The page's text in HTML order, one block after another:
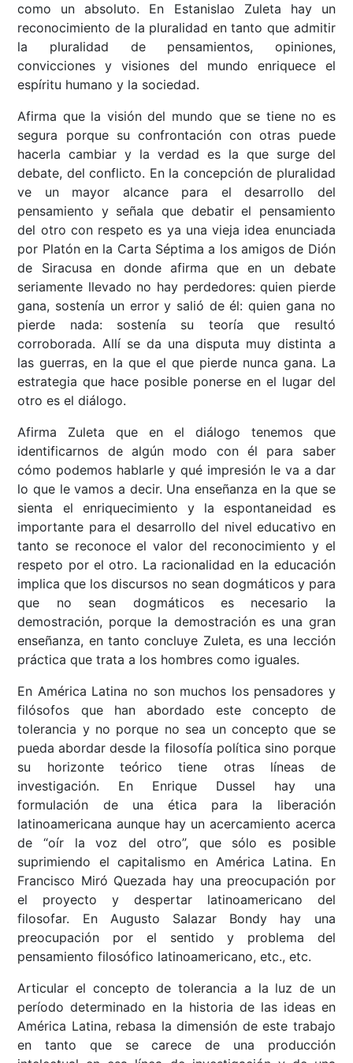
como un absoluto. En Estanislao Zuleta hay un
reconocimiento de la pluralidad en tanto que admitir
la pluralidad de pensamientos, opiniones,
convicciones y visiones del mundo enriquece el
espíritu humano y la sociedad.
Afirma que la visión del mundo que se tiene no es
segura porque su confrontación con otras puede
hacerla cambiar y la verdad es la que surge del
debate, del conflicto. En la concepción de pluralidad
ve un mayor alcance para el desarrollo del
pensamiento y señala que debatir el pensamiento
del otro con respeto es ya una vieja idea enunciada
por Platón en la Carta Séptima a los amigos de Dión
de Siracusa en donde afirma que en un debate
seriamente llevado no hay perdedores: quien pierde
gana, sostenía un error y salió de él: quien gana no
pierde nada: sostenía su teoría que resultó
corroborada. Allí se da una disputa muy distinta a
las guerras, en la que el que pierde nunca gana. La
estrategia que hace posible ponerse en el lugar del
otro es el diálogo.
Afirma Zuleta que en el diálogo tenemos que
identificarnos de algún modo con él para saber
cómo podemos hablarle y qué impresión le va a dar
lo que le vamos a decir. Una enseñanza en la que se
sienta el enriquecimiento y la espontaneidad es
importante para el desarrollo del nivel educativo en
tanto se reconoce el valor del reconocimiento y el
respeto por el otro. La racionalidad en la educación
implica que los discursos no sean dogmáticos y para
que no sean dogmáticos es necesario la
demostración, porque la demostración es una gran
enseñanza, en tanto concluye Zuleta, es una lección
práctica que trata a los hombres como iguales.
En América Latina no son muchos los pensadores y
filósofos que han abordado este concepto de
tolerancia y no porque no sea un concepto que se
pueda abordar desde la filosofía política sino porque
su horizonte teórico tiene otras líneas de
investigación. En Enrique Dussel hay una
formulación de una ética para la liberación
latinoamericana aunque hay un acercamiento acerca
de “oír la voz del otro”, que sólo es posible
suprimiendo el capitalismo en América Latina. En
Francisco Miró Quezada hay una preocupación por
el proyecto y despertar latinoamericano del
filosofar. En Augusto Salazar Bondy hay una
preocupación por el sentido y problema del
pensamiento filosófico latinoamericano, etc., etc.
Articular el concepto de tolerancia a la luz de un
período determinado en la historia de las ideas en
América Latina, rebasa la dimensión de este trabajo
en tanto que se carece de una producción